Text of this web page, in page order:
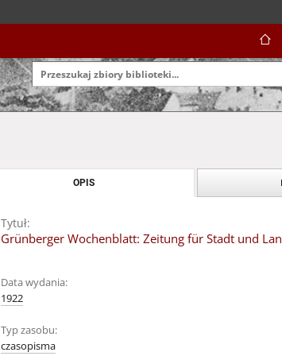
OPIS
Tytuł:
Grünberger Wochenblatt: Zeitung für Stadt und
Data wydania:
1922
Typ zasobu:
czasopisma